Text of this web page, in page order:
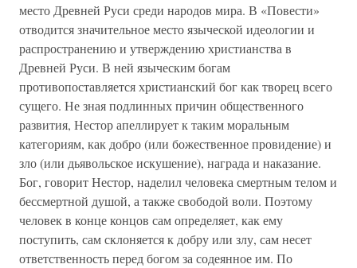
место Древней Руси среди народов мира. В «Повести»
отводится значительное место языческой идеологии и
распространению и утверждению христианства в
Древней Руси. В ней языческим богам
противопоставляется христианский бог как творец всего
сущего. Не зная подлинных причин общественного
развития, Нестор апеллирует к таким моральным
категориям, как добро (или божественное провидение) и
зло (или дьявольское искушение), награда и наказание.
Бог, говорит Нестор, наделил человека смертным телом и
бессмертной душой, а также свободой воли. Поэтому
человек в конце концов сам определяет, как ему
поступить, сам склоняется к добру или злу, сам несет
ответственность перед богом за содеянное им. По